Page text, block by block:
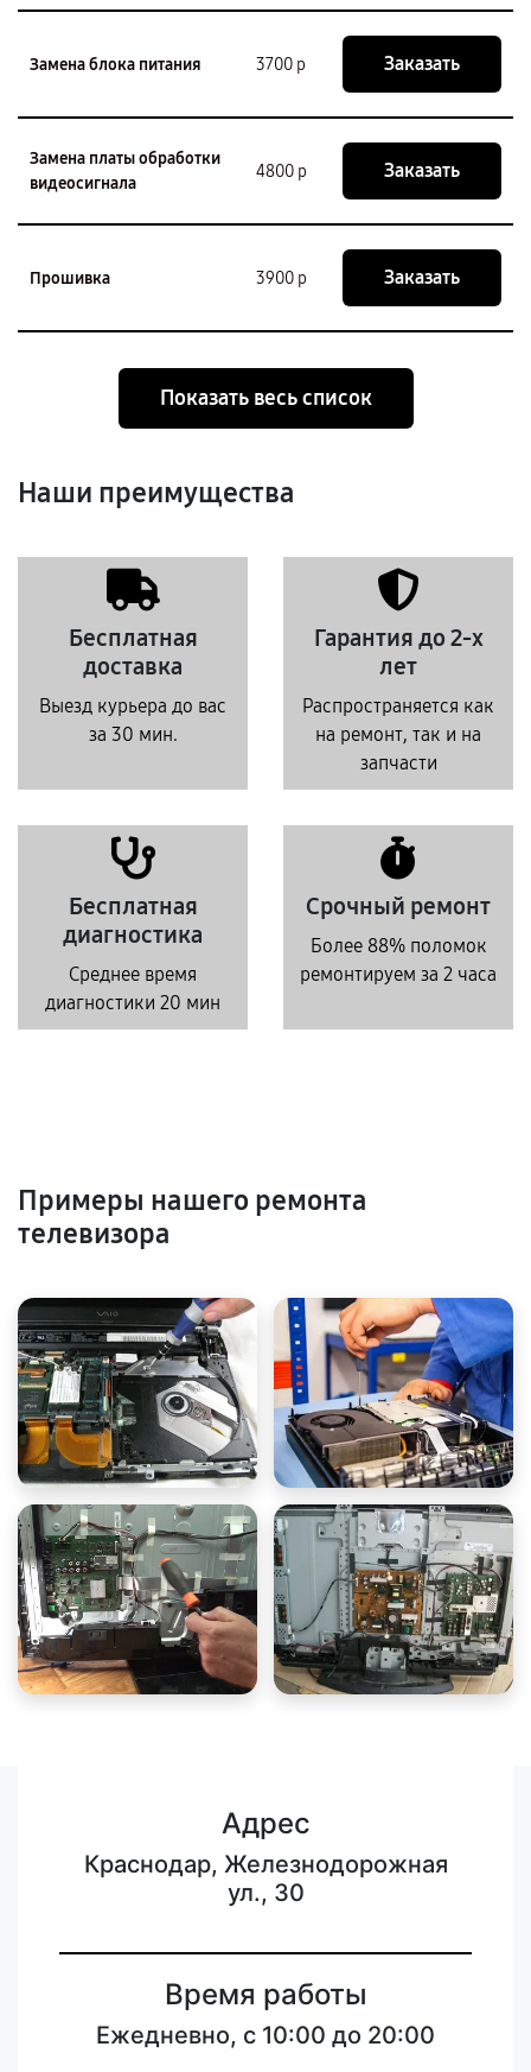
Замена блока питания 3700 р Заказать
Замена платы обработки
видеосигнала
4800 р Заказать
Прошивка 3900 р Заказать
Показать весь список
Наши преимущества
Бесплатная
доставка
Выезд курьера до вас
за 30 мин.
Гарантия до 2-х
лет
Распространяется как
на ремонт, так и на
запчасти
Бесплатная
диагностика
Среднее время
диагностики 20 мин
Срочный ремонт
Более 88% поломок
ремонтируем за 2 часа
Примеры нашего ремонта
телевизора
Адрес
Краснодар, Железнодорожная
ул., 30
Время работы
Ежедневно, с 10:00 до 20:00